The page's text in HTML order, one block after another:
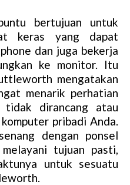
bertujuan untuk
keras yang dapat
dan juga bekerja
ke monitor. Itu
mengatakan
menarik perhatian
tidak dirancang atau
pribadi Anda.
dengan ponsel
tujuan pasti,
untuk sesuatu